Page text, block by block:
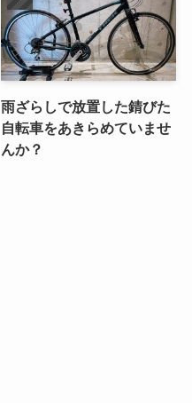
雨ざらしで放置した錆びた
自転車をあきらめていませ
んか？